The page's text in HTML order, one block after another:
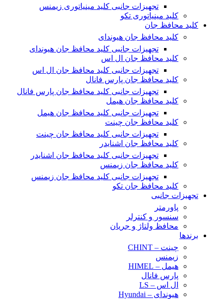
تجهیزات جانبی کلید مینیاتوری زیمنس
کلید مینیاتوری تکو
کلید محافظ جان
کلید محافظ جان هیوندای
تجهیزات جانبی کلید محافظ جان هیوندای
کلید محافظ جان ال اس
تجهیزات جانبی کلید محافظ جان ال اس
کلید محافظ جان پارس فانال
تجهیزات جانبی کلید محافظ جان پارس فانال
کلید محافظ جان هیمل
تجهیزات جانبی کلید محافظ جان هیمل
کلید محافظ جان چینت
تجهیزات جانبی کلید محافظ جان چینت
کلید محافظ جان اشنایدر
تجهیزات جانبی کلید محافظ جان اشنایدر
کلید محافظ جان زیمنس
تجهیزات جانبی کلید محافظ جان زیمنس
کلید محافظ جان تکو
تجهیزات جانبی
پاورمتر
سنسور و کنترلر
محافظ ولتاژ و‌ جریان
برندها
چینت – CHINT
زیمنس
هیمل – HIMEL
پارس فانال
ال اس – LS
هیوندای – Hyundai